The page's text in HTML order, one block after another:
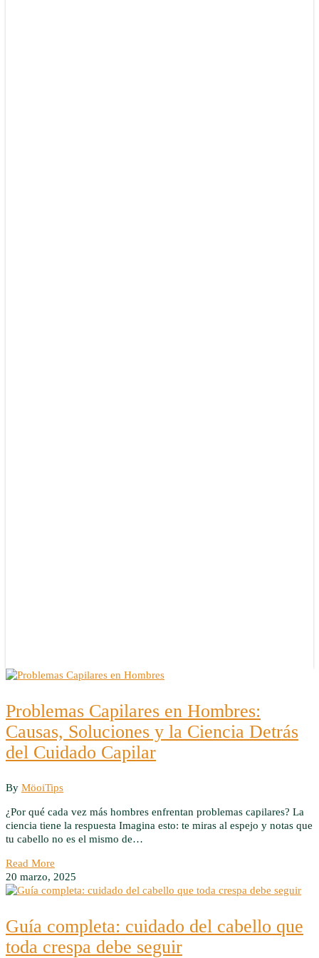
Problemas Capilares en Hombres:
Causas, Soluciones y la Ciencia Detrás
del Cuidado Capilar
By MöoiTips
¿Por qué cada vez más hombres enfrentan problemas capilares? La
ciencia tiene la respuesta Imagina esto: te miras al espejo y notas que
tu cabello no es el mismo de…
Read More
20 marzo, 2025
Guía completa: cuidado del cabello que
toda crespa debe seguir